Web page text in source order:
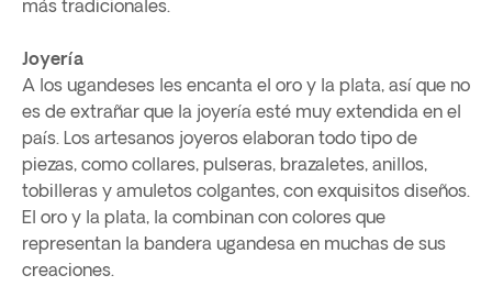
más tradicionales.
Joyería
A los ugandeses les encanta el oro y la plata, así que no
es de extrañar que la joyería esté muy extendida en el
país. Los artesanos joyeros elaboran todo tipo de
piezas, como collares, pulseras, brazaletes, anillos,
tobilleras y amuletos colgantes, con exquisitos diseños.
El oro y la plata, la combinan con colores que
representan la bandera ugandesa en muchas de sus
creaciones.